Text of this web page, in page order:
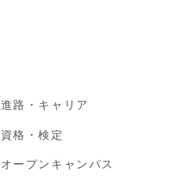
進路・キャリア
資格・検定
オープンキャンパス